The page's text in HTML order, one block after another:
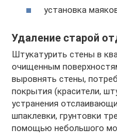
установка
Удаление старой
Штукатурить стены в
очищенным
выровнять стены,
покрытия (красители,
устранения
шпаклевки, грунтовки
помощью небольшого